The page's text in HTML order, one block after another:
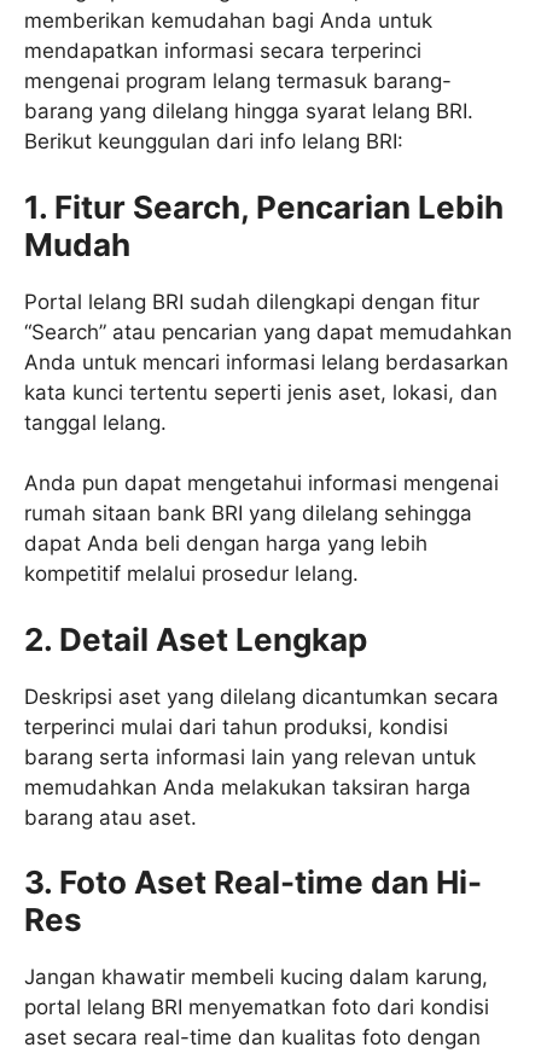
memberikan kemudahan bagi Anda untuk
mendapatkan informasi secara terperinci
mengenai program lelang termasuk barang-
barang yang dilelang hingga syarat lelang BRI.
Berikut keunggulan dari info lelang BRI:
1. Fitur Search, Pencarian Lebih
Mudah
Portal lelang BRI sudah dilengkapi dengan fitur
“Search” atau pencarian yang dapat memudahkan
Anda untuk mencari informasi lelang berdasarkan
kata kunci tertentu seperti jenis aset, lokasi, dan
tanggal lelang.
Anda pun dapat mengetahui informasi mengenai
rumah sitaan bank BRI yang dilelang sehingga
dapat Anda beli dengan harga yang lebih
kompetitif melalui prosedur lelang.
2. Detail Aset Lengkap
Deskripsi aset yang dilelang dicantumkan secara
terperinci mulai dari tahun produksi, kondisi
barang serta informasi lain yang relevan untuk
memudahkan Anda melakukan taksiran harga
barang atau aset.
3. Foto Aset Real-time dan Hi-
Res
Jangan khawatir membeli kucing dalam karung,
portal lelang BRI menyematkan foto dari kondisi
aset secara real-time dan kualitas foto dengan